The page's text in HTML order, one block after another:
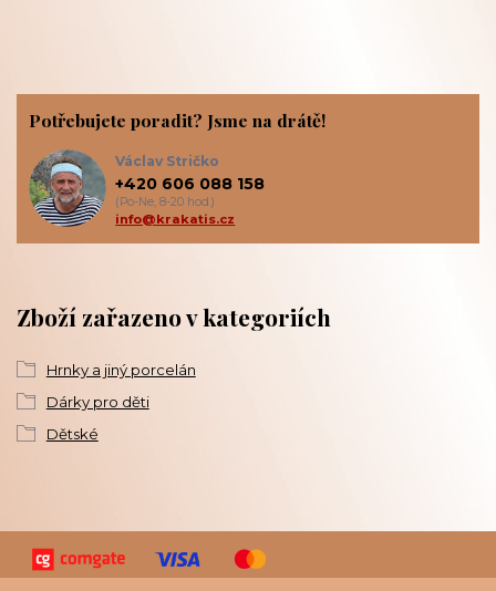
Zboží zařazeno v kategoriích
Hrnky a jiný porcelán
Dárky pro děti
Dětské
Potřebujete poradit? Jsme na drátě!
Václav Stričko
+420 606 088 158
(Po-Ne, 8-20 hod.)
info@krakatis.cz